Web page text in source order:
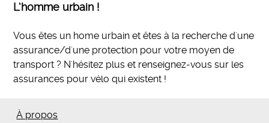
L’homme urbain !
Vous êtes un home urbain et êtes à la recherche d'une
assurance/d'une protection pour votre moyen de
transport ? N'hésitez plus et renseignez-vous sur les
assurances pour vélo qui existent !
À propos